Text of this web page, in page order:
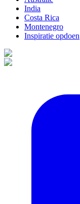
India
Costa Rica
Montenegro
Inspiratie opdoen